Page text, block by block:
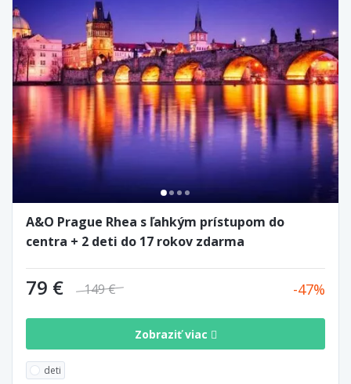
A&O Prague Rhea s ľahkým prístupom do
centra + 2 deti do 17 rokov zdarma
79 € 149 € 47
Zobraziť viac
deti